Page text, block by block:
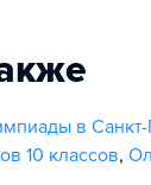
в Санкт-
10 классов,